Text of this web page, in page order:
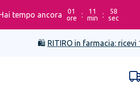
tempo ancora
01
ore
:
11
min
:
58
sec
🛍️ RITIRO in farmacia: